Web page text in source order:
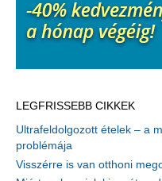
LEGFRISSEBB CIKKEK
Ultrafeldolgozott ételek – a
problémája
Visszérre is van otthoni